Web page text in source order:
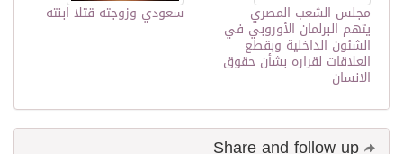
سعودي وزوجته قتلا ابنته مجلس الشعب المصري
يتهم البرلمان الأوروبي في
الشئون الداخلية وبقطع
العلاقات لقراره بشأن حقوق
الانسان